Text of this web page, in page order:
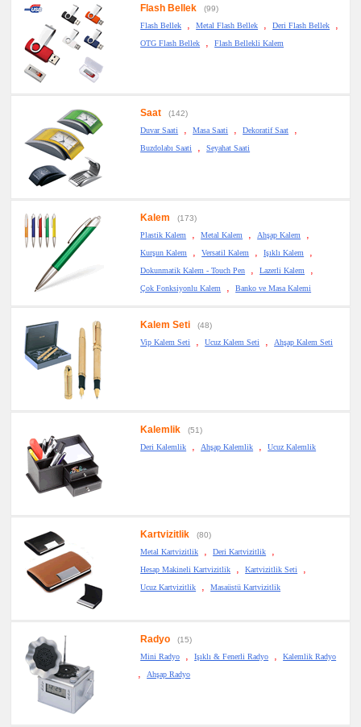
Flash Bellek
(99)
Flash Bellek
, Metal Flash Bellek , Deri Flash Bellek ,
OTG Flash Bellek , Flash Bellekli Kalem
Saat
(142)
Duvar Saati
, Masa Saati , Dekoratif Saat ,
Buzdolabı Saati , Seyahat Saati
Kalem
(173)
Plastik Kalem
, Metal Kalem , Ahşap Kalem ,
Kurşun Kalem , Versatil Kalem , Işıklı Kalem ,
Dokunmatik Kalem - Touch Pen , Lazerli Kalem ,
Çok Fonksiyonlu Kalem , Banko ve Masa Kalemi
Kalem Seti
(48)
Vip Kalem Seti
, Ucuz Kalem Seti , Ahşap Kalem Seti
Kalemlik
(51)
Deri Kalemlik
, Ahşap Kalemlik , Ucuz Kalemlik
Kartvizitlik
(80)
Metal Kartvizitlik
, Deri Kartvizitlik ,
Hesap Makineli Kartvizitlik , Kartvizitlik Seti ,
Ucuz Kartvizitlik , Masaüstü Kartvizitlik
Radyo
(15)
Mini Radyo
, Işıklı & Fenerli Radyo , Kalemlik Radyo
, Ahşap Radyo
Sümen
Takımı
promosyon
Yapışkan
Notluk
Seti
Tutucu
promosyon
Bilgisayar
Aksesuarları
promosyon
Diğer
Ürünler